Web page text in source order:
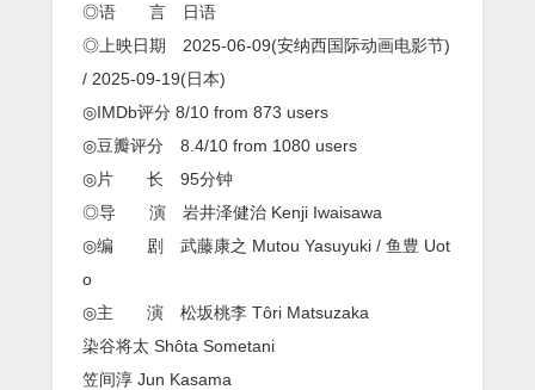
◎语 言 日语
◎上映日期 2025-06-09(安纳西国际动画电影节)
/ 2025-09-19(日本)
◎IMDb评分 8/10 from 873 users
◎豆瓣评分 8.4/10 from 1080 users
◎片 长 95分钟
◎导 演 岩井泽健治 Kenji Iwaisawa
◎编 剧 武藤康之 Mutou Yasuyuki / 鱼豊 Uot
o
◎主 演 松坂桃李 Tôri Matsuzaka
染谷将太 Shôta Sometani
笠间淳 Jun Kasama